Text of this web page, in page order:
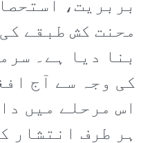
بربریت،
محنت کش طبقے
بنا دیا ہے۔
کی وجہ سے آج
اس مرحلے میں
ہر طرف انتشار